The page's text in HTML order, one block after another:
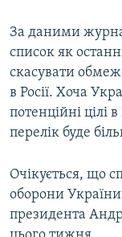
За даними
список як
скасувати
в Росії. Хоча
потенційні цілі
перелік буде
Очікується, що
оборони України
президента